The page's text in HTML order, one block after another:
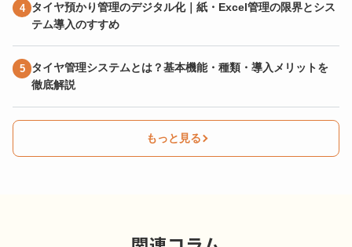
タイヤ預かり管理のデジタル化｜紙・Excel管理の限界とシス
テム導入のすすめ
タイヤ管理システムとは？基本機能・種類・導入メリットを
徹底解説
もっと見る